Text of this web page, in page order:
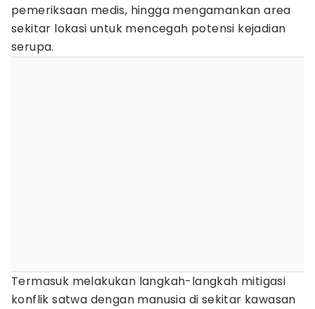
pemeriksaan medis, hingga mengamankan area
sekitar lokasi untuk mencegah potensi kejadian
serupa.
Termasuk melakukan langkah-langkah mitigasi
konflik satwa dengan manusia di sekitar kawasan